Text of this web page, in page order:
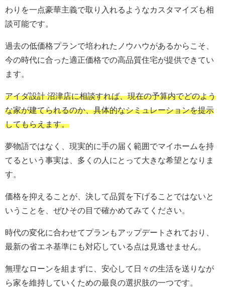
わりを一点豪華主義で取り入れるようなカスタマイズも相
談可能です。
過去の低価格プランで培われたノウハウがあるからこそ、
今の時代に合った適正価格での高品質住宅が提供できてい
ます。
アイダ設計 沼津店に相談すれば、現在の予算内でどのよう
な家が建てられるのか、具体的なシミュレーションを提示
してもらえます。
夢物語ではなく、現実的に手の届く範囲でマイホームを持
てるという事実は、多くの人にとって大きな希望となりま
す。
価格を抑えることが、決して品質を下げることではないと
いうことを、ぜひその目で確かめてみてください。
時代の変化に合わせてプランもアップデートされており、
最新の省エネ基準にも対応している点は見逃せません。
無理なローンを組まずに、安心して日々の生活を送りなが
ら家を維持していくための最良の選択肢の一つです。